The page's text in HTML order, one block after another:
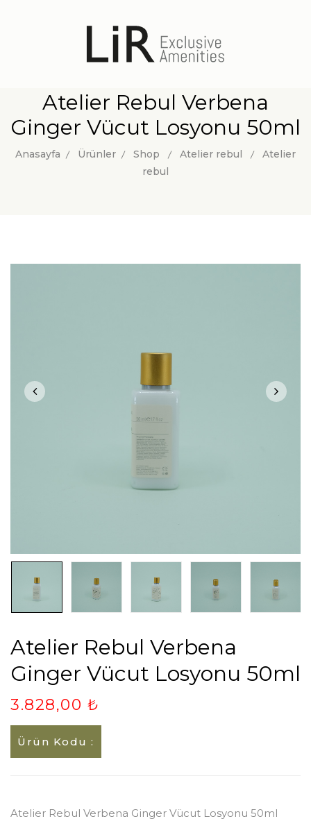
Atelier Rebul Verbena
Ginger Vücut Losyonu 50ml
Anasayfa Ürünler Shop Atelier rebul
Atelier
rebul
Atelier Rebul Verbena
Ginger Vücut Losyonu 50ml
3.828,00 ₺
Ürün Kodu :
Atelier Rebul Verbena Ginger Vücut Losyonu 50ml